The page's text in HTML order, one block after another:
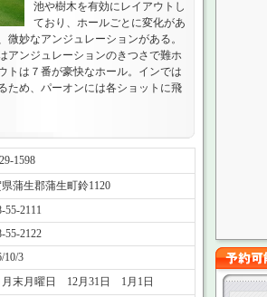
池や樹木を有効にレイアウトし
ており、ホールごとに変化があ
微妙なアンジュレーションがある。
アンジュレーションのきつさで難ホ
トは７番が豪快なホール。インでは
ため、パーオンには各ショットに飛
1598
蒲生郡蒲生町鈴1120
55-2111
55-2122
10/3
月末月曜日 12月31日 1月1日